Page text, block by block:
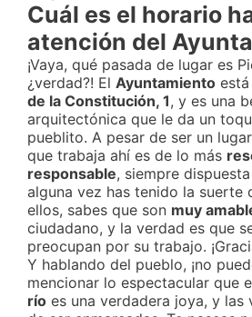
Cuál es el horario
atención del
¡Vaya, qué pasada de lugar es
¿verdad?! El Ayuntamiento
de la Constitución, 1, y es una
arquitectónica que le da un
pueblito. A pesar de ser un
que trabaja ahí es de lo más
responsable, siempre
alguna vez has tenido la suerte
ellos, sabes que son muy
ciudadano, y la verdad es que
preocupan por su trabajo.
Y hablando del pueblo, ¡no
mencionar lo espectacular que
río es una verdadera joya, y las